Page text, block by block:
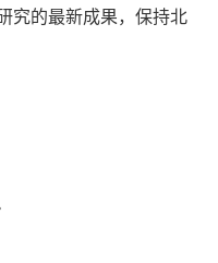
命前夕的政治治理
究的最新成果，保持北